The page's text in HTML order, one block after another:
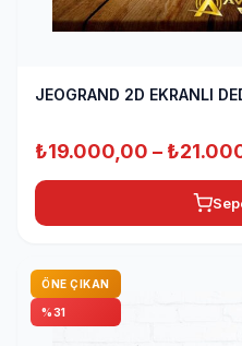
JEOGRAND 2D EKRANLI
₺19.000,00 – ₺
ÖNE ÇIKAN
%31